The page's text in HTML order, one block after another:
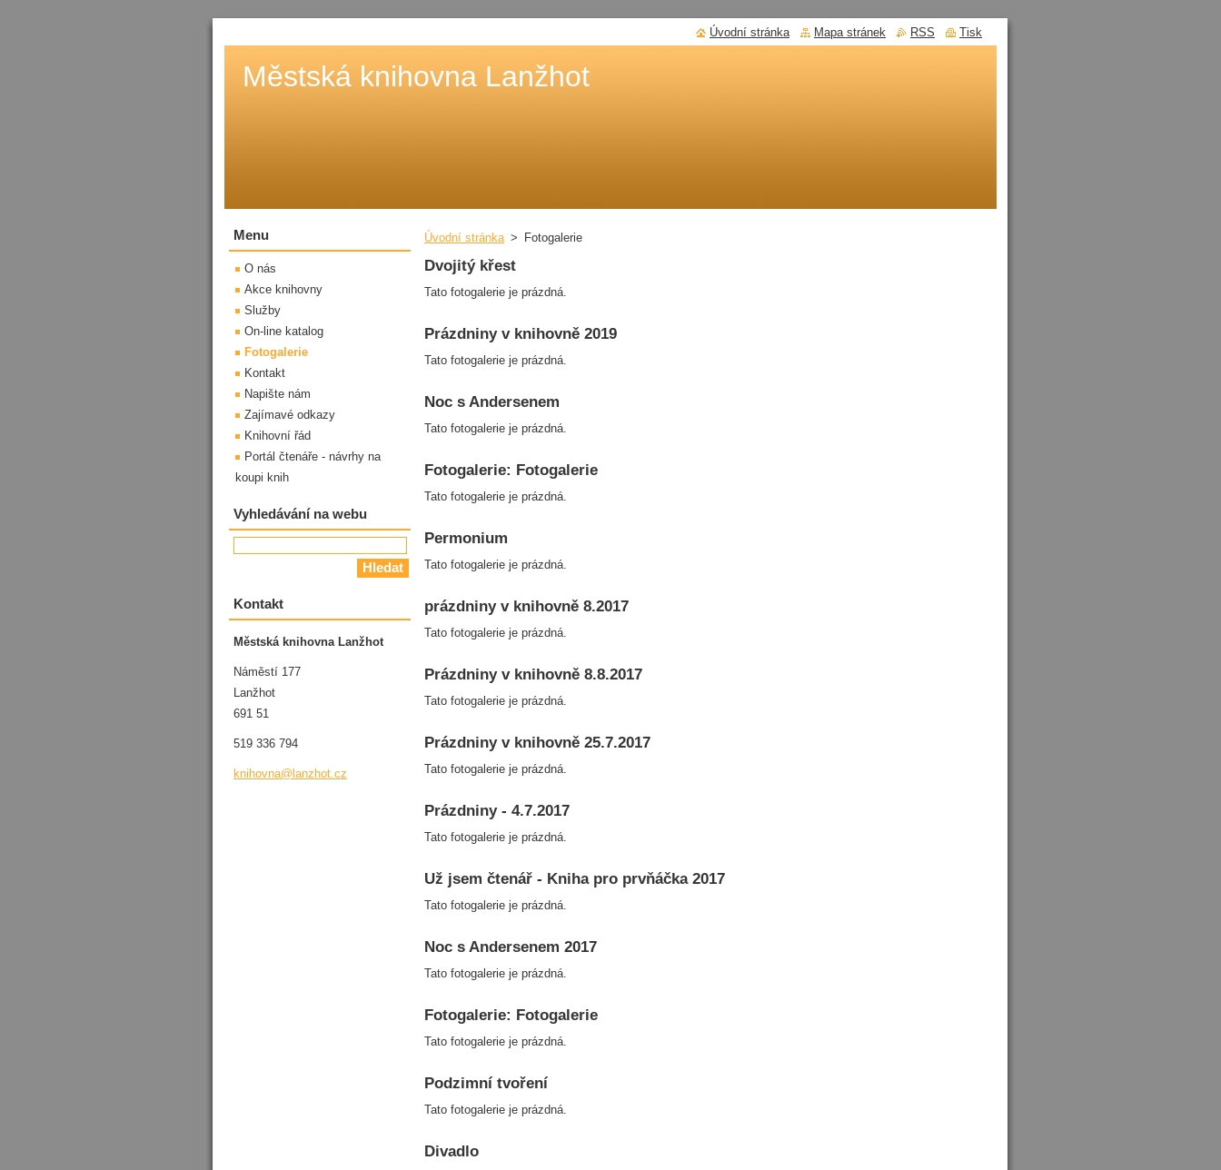
Městská knihovna Lanžhot
Úvodní stránka > Fotogalerie
Dvojitý křest
Tato fotogalerie je prázdná.
Prázdniny v knihovně 2019
Tato fotogalerie je prázdná.
Noc s Andersenem
Tato fotogalerie je prázdná.
Fotogalerie: Fotogalerie
Tato fotogalerie je prázdná.
Permonium
Tato fotogalerie je prázdná.
prázdniny v knihovně 8.2017
Tato fotogalerie je prázdná.
Prázdniny v knihovně 8.8.2017
Tato fotogalerie je prázdná.
Prázdniny v knihovně 25.7.2017
Tato fotogalerie je prázdná.
Prázdniny - 4.7.2017
Tato fotogalerie je prázdná.
Už jsem čtenář - Kniha pro prvňáčka 2017
Tato fotogalerie je prázdná.
Noc s Andersenem 2017
Tato fotogalerie je prázdná.
Fotogalerie: Fotogalerie
Tato fotogalerie je prázdná.
Podzimní tvoření
Tato fotogalerie je prázdná.
Divadlo
Menu
O nás
Akce knihovny
Služby
On-line katalog
Fotogalerie
Kontakt
Napište nám
Zajímavé odkazy
Knihovní řád
Portál čtenáře - návrhy na
koupi knih
Vyhledávání na webu
Kontakt
Městská knihovna Lanžhot
Náměstí 177
Lanžhot
691 51
519 336 794
knihovna@lanzhot.cz
Úvodní stránka Mapa stránek RSS Tisk